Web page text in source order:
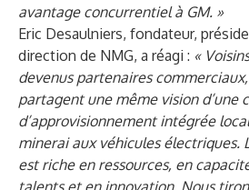
avantage concurrentiel à GM. »
Eric Desaulniers, fondateur,
direction de NMG, a réagi : «
devenus partenaires
partagent une même vision d’une
d’approvisionnement intégrée
minerai aux véhicules électriques.
est riche en ressources, en
talents et en innovation. Nous